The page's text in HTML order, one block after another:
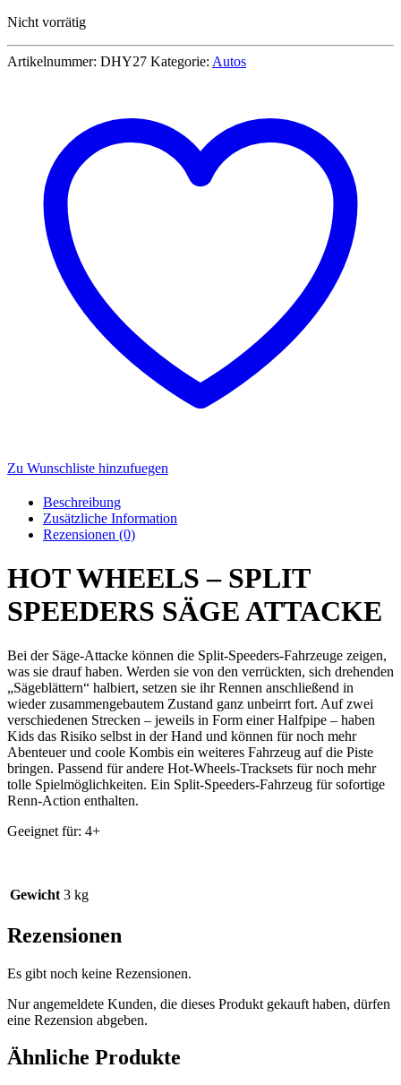
war:
Nicht vorrätig
Artikelnummer: DHY27 Kategorie: Autos
Zu Wunschliste hinzufuegen
Beschreibung
Zusätzliche Information
Rezensionen (0)
HOT WHEELS – SPLIT
SPEEDERS SÄGE ATTACKE
Bei der Säge-Attacke können die Split-Speeders-Fahrzeuge zeigen,
was sie drauf haben. Werden sie von den verrückten, sich drehenden
„Sägeblättern“ halbiert, setzen sie ihr Rennen anschließend in
wieder zusammengebautem Zustand ganz unbeirrt fort. Auf zwei
verschiedenen Strecken – jeweils in Form einer Halfpipe – haben
Kids das Risiko selbst in der Hand und können für noch mehr
Abenteuer und coole Kombis ein weiteres Fahrzeug auf die Piste
bringen. Passend für andere Hot-Wheels-Tracksets für noch mehr
tolle Spielmöglichkeiten. Ein Split-Speeders-Fahrzeug für sofortige
Renn-Action enthalten.
Geeignet für: 4+
Gewicht 3 kg
Rezensionen
Es gibt noch keine Rezensionen.
Nur angemeldete Kunden, die dieses Produkt gekauft haben, dürfen
eine Rezension abgeben.
Ähnliche Produkte